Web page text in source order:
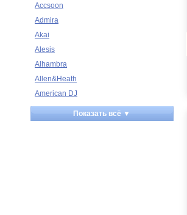
Accsoon
Admira
Akai
Alesis
Alhambra
Allen&Heath
American DJ
Ampeg
Apart
Показать всё ▼